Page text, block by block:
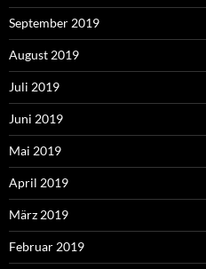
September 2019
August 2019
Juli 2019
Juni 2019
Mai 2019
April 2019
März 2019
Februar 2019